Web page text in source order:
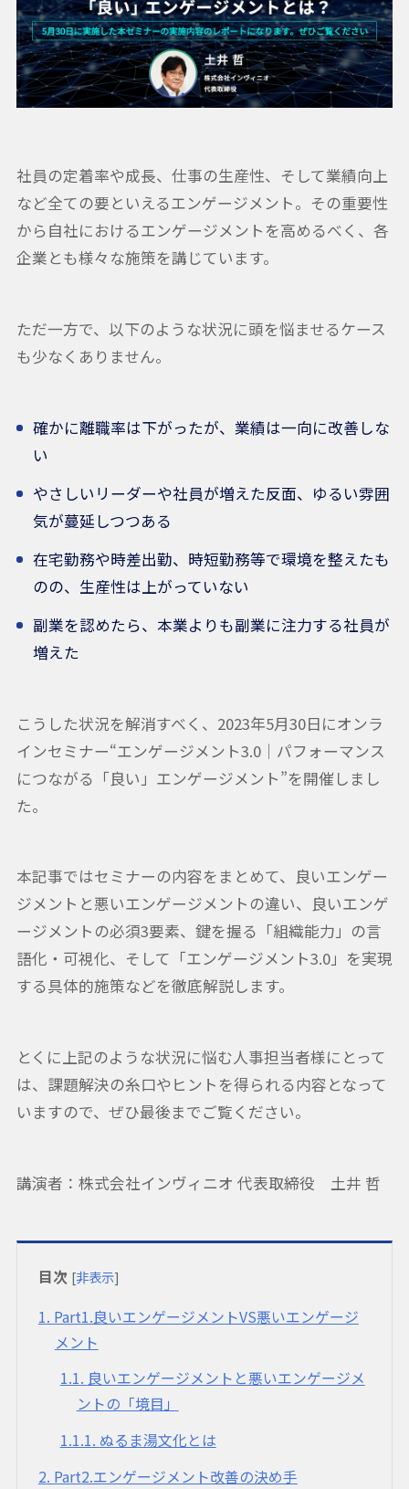
社員の定着率や成長、仕事の生産性、そして業績向上
など全ての要といえるエンゲージメント。その重要性
から自社におけるエンゲージメントを高めるべく、各
企業とも様々な施策を講じています。
ただ一方で、以下のような状況に頭を悩ませるケース
も少なくありません。
確かに離職率は下がったが、業績は一向に改善しな
い
やさしいリーダーや社員が増えた反面、ゆるい雰囲
気が蔓延しつつある
在宅勤務や時差出勤、時短勤務等で環境を整えたも
のの、生産性は上がっていない
副業を認めたら、本業よりも副業に注力する社員が
増えた
こうした状況を解消すべく、2023年5月30日にオンラ
インセミナー“エンゲージメント3.0｜パフォーマンス
につながる「良い」エンゲージメント”を開催しまし
た。
本記事ではセミナーの内容をまとめて、良いエンゲー
ジメントと悪いエンゲージメントの違い、良いエンゲ
ージメントの必須3要素、鍵を握る「組織能力」の言
語化・可視化、そして「エンゲージメント3.0」を実現
する具体的施策などを徹底解説します。
とくに上記のような状況に悩む人事担当者様にとって
は、課題解決の糸口やヒントを得られる内容となって
いますので、ぜひ最後までご覧ください。
講演者：株式会社インヴィニオ 代表取締役 土井 哲
目次 [非表示]
1 Part1.良いエンゲージメントVS悪いエンゲージ
メント
1.1 良いエンゲージメントと悪いエンゲージメ
ントの「境目」
1.1.1 ぬるま湯文化とは
2 Part2.エンゲージメント改善の決め手